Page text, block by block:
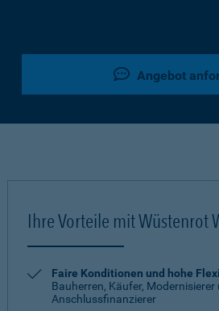
Angebot
Ihre Vorteile mit Wüstenrot
Faire Konditionen und hohe
Bauherren, Käufer, Modernisierer
Anschlussfinanzierer